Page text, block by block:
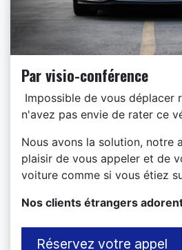
Par visio-conférence
Impossible de vous déplacer
n'avez pas envie de rater ce
Nous avons la solution, notre
plaisir de vous appeler et de
voiture comme si vous étiez
​Nos clients étrangers
Réservez votre appel